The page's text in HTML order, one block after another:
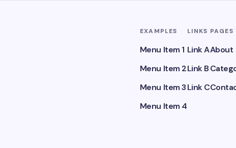
EXAMPLES
Menu Item 1
Menu Item 2
Menu Item 3
Menu Item 4
LINKS
Link A
Link B
Link C
PAGES
About